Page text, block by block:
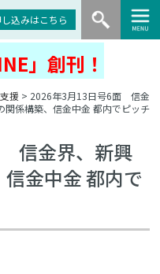
込みはこちら
」創刊！
援 > 2026年3月13日号6面 信金
関係構築、信金中金 都内でピッチ
信金界、新興
金中金 都内で